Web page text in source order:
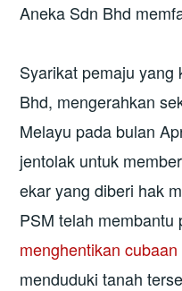
Aneka Sdn Bhd
Syarikat pemaju yang
Bhd, mengerahkan
Melayu pada bulan
jentolak untuk
ekar yang diberi hak
PSM telah
menghentikan
menduduki tanah